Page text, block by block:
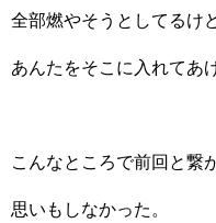
全部燃やそうとしてるけ
あんたをそこに入れてあ
こんなところで前回と繋
思いもしなかった。